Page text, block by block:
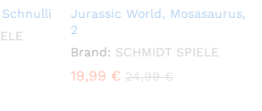
Jurassic World, Mosasaurus,
2
Brand: SCHMIDT SPIELE
19,99 € 24,99€